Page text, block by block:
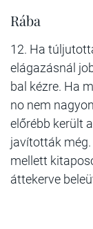
Rába
12. Ha
elágazásnál
bal kézre. Ha
no nem
előrébb került
javították
mellett
áttekerve